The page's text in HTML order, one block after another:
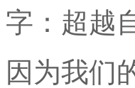
字：超越
因为我们